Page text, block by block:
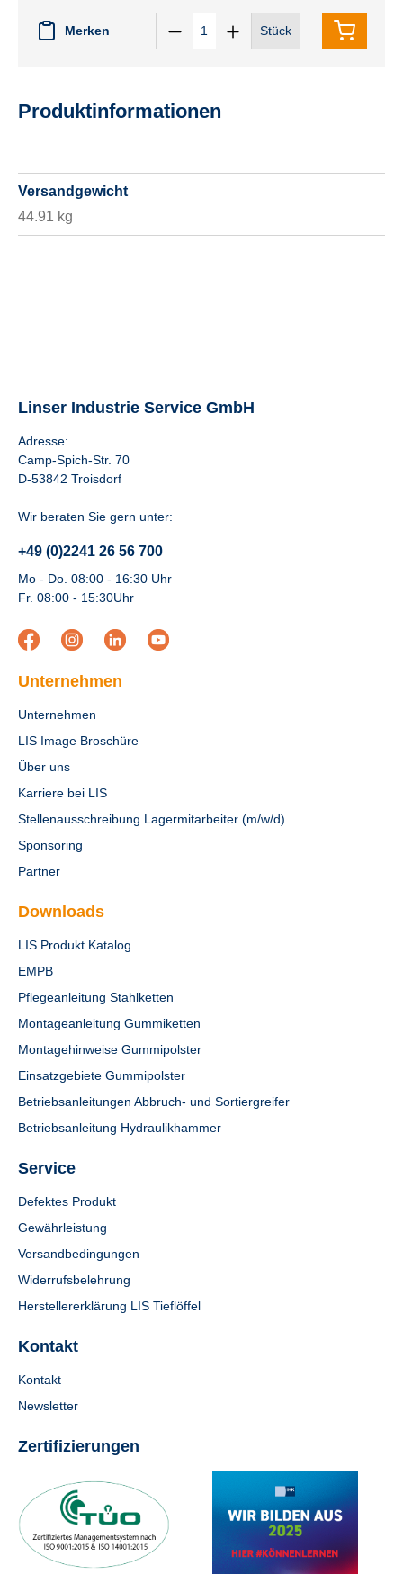
Merken Stück
Produktinformationen
Versandgewicht
44.91 kg
Linser Industrie Service GmbH
Adresse:
Camp-Spich-Str. 70
D-53842 Troisdorf
Wir beraten Sie gern unter:
+49 (0)2241 26 56 700
Mo - Do. 08:00 - 16:30 Uhr
Fr. 08:00 - 15:30Uhr
Unternehmen
Unternehmen
LIS Image Broschüre
Über uns
Karriere bei LIS
Stellenausschreibung Lagermitarbeiter (m/w/d)
Sponsoring
Partner
Downloads
LIS Produkt Katalog
EMPB
Pflegeanleitung Stahlketten
Montageanleitung Gummiketten
Montagehinweise Gummipolster
Einsatzgebiete Gummipolster
Betriebsanleitungen Abbruch- und Sortiergreifer
Betriebsanleitung Hydraulikhammer
Service
Defektes Produkt
Gewährleistung
Versandbedingungen
Widerrufsbelehrung
Herstellererklärung LIS Tieflöffel
Kontakt
Kontakt
Newsletter
Zertifizierungen